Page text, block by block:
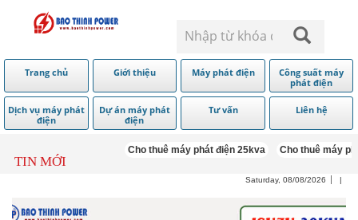
Trang chủ Giới thiệu Máy phát điện
Công suất máy
phát điện
Dịch vụ máy phát
điện
Dự án máy phát
điện
Tư vấn Liên hệ
TIN MỚI
Cho thuê máy phát điện 25kva Cho thuê máy
Saturday, 08/08/2026 |